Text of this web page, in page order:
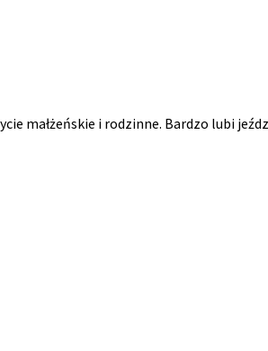
małżeńskie i rodzinne. Bardzo lubi